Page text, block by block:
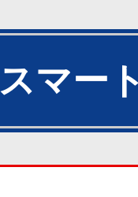
スマー